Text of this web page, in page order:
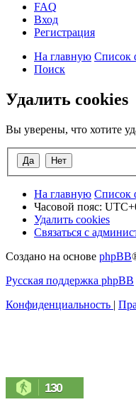
FAQ
Вход
Регистрация
На главную Список
Поиск
Удалить cookies
Вы уверены, что хотите
На главную Список
Часовой пояс:
Удалить cookies
Связаться с
Создано на основе phpBB
Русская поддержка phpBB
Конфиденциальность |
130